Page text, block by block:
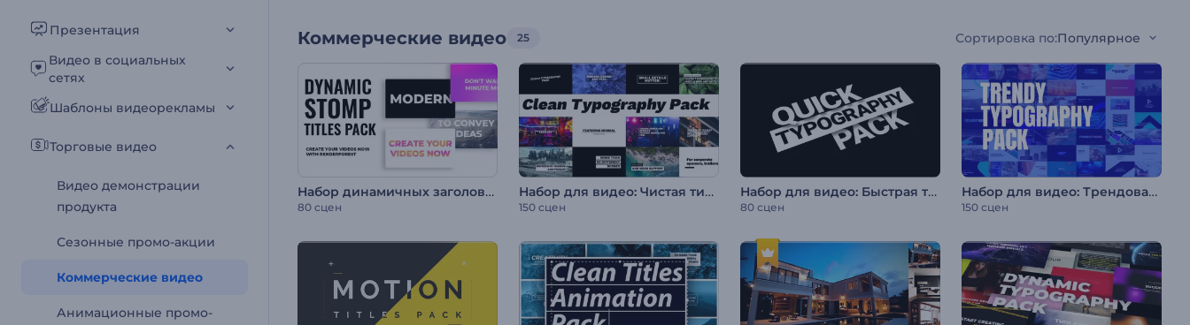
Презентация
Видео в социальных
сетях
Шаблоны видеорекламы
Торговые видео
Видео демонстрации
продукта
Сезонные промо-акции
Коммерческие видео
Анимационные промо-
Коммерческие видео 25 Сортировка по:Популярное
Набор динамичных заголовков в стиле стомп
80 сцен
Набор для видео: Чистая типографика
150 сцен
Набор для видео: Быстрая типографика
80 сцен
Набор для видео: Трендовая типографика
150 сцен